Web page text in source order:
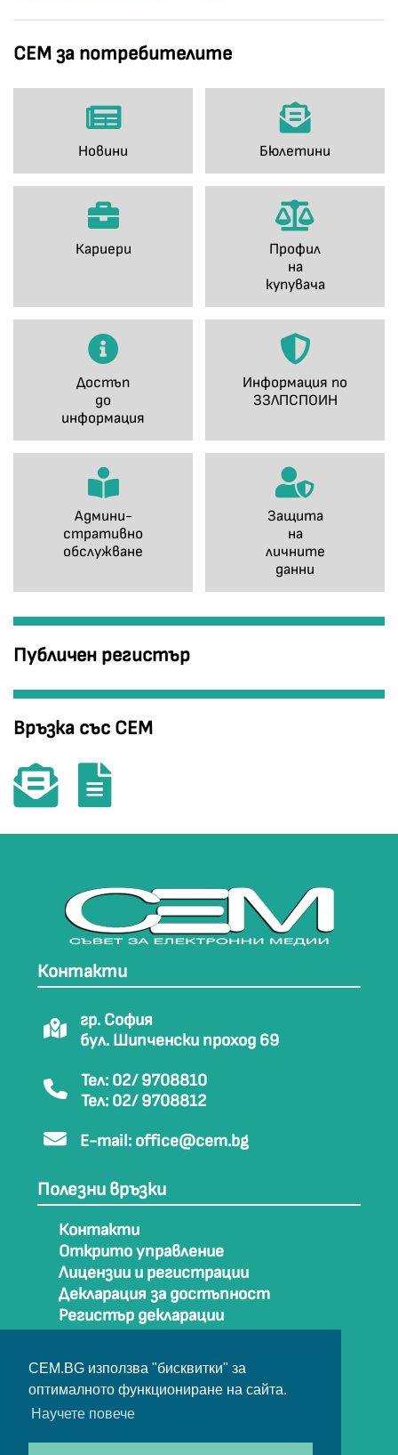
CEM.BG използва "бисквитки" за
оптималното функциониране на сайта.
Научете повече
СЕМ за потребителите
Новини Бюлетини
Кариери
Профил
на
купувача
Достъп
до
информация
Информация по
ЗЗЛПСПОИН
Админи-
стративно
обслужване
Защита
на
личните
данни
Публичен регистър
Връзка със СЕМ
Контакти
гр. София
бул. Шипченски проход 69
Тел: 02/ 9708810
Тел: 02/ 9708812
E-mail: office@cem.bg
Полезни връзки
Контакти
Открито управление
Лицензии и регистрации
Декларация за достъпност
Регистър декларации
Карта на сайта
Архив